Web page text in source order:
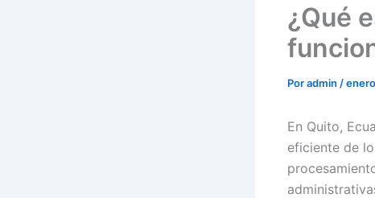
¿Qué
Poradmin /
En Quito,
eficiente de